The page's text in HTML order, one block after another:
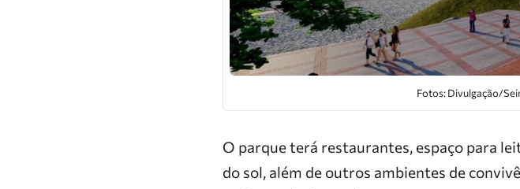
Fotos: Divulgação/
O parque terá restaurantes, espaço para
do sol, além de outros ambientes de